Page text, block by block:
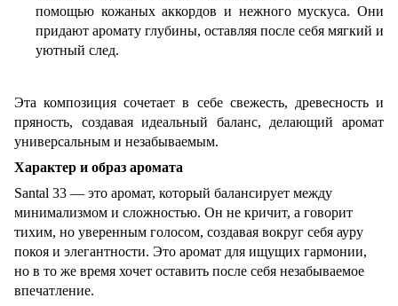
помощью кожаных аккордов и нежного мускуса. Они
придают аромату глубины, оставляя после себя мягкий и
уютный след.
Эта композиция сочетает в себе свежесть, древесность и
пряность, создавая идеальный баланс, делающий аромат
универсальным и незабываемым.
Характер и образ аромата
Santal 33 — это аромат, который балансирует между
минимализмом и сложностью. Он не кричит, а говорит
тихим, но уверенным голосом, создавая вокруг себя ауру
покоя и элегантности. Это аромат для ищущих гармонии,
но в то же время хочет оставить после себя незабываемое
впечатление.